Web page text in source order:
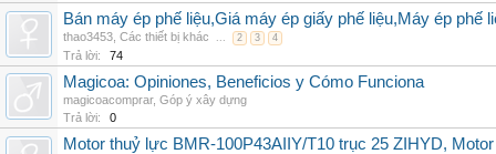
Bán máy ép phế liệu,Giá máy ép giấy phế liệu,Máy ép phế
thao3453 Các thiết bị khác ... 2 3 4
Trả lời: 74
Magicoa: Opiniones, Beneficios y Cómo Funciona
magicoacomprar, Góp ý xây dựng
Trả lời:
0
Motor thuỷ lực BMR-100P43AIIY/T10 trục 25 ZIHYD,